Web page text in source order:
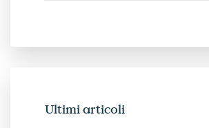
Ultimi articoli